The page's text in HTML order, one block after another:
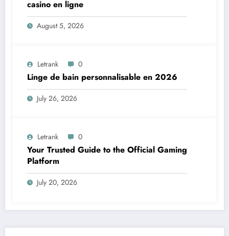
casino en ligne
August 5, 2026
Letrank 0
Linge de bain personnalisable en 2026
July 26, 2026
Letrank 0
Your Trusted Guide to the Official Gaming
Platform
July 20, 2026